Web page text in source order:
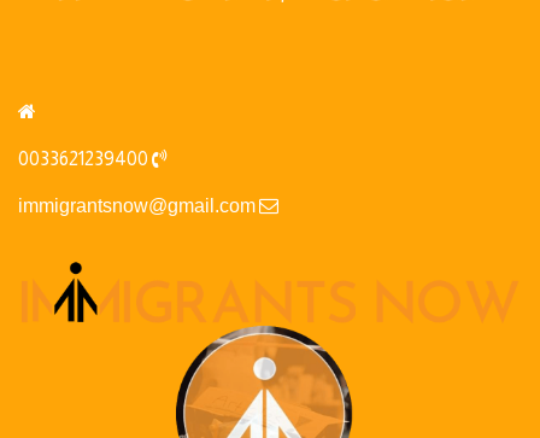
immigrantsnow@gmail.com